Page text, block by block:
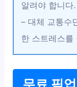
알려야 합니다.
– 대체 교통수
한 스트레스를